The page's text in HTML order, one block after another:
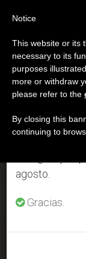
ÚLTIMAS
México: El Papa
Aviso
Del 27 de
anual,
se generan
agosto.
Gracias.
Notice
This website or its
necessary to its
purposes
more or withdraw
please refer to the
By closing this
continuing to